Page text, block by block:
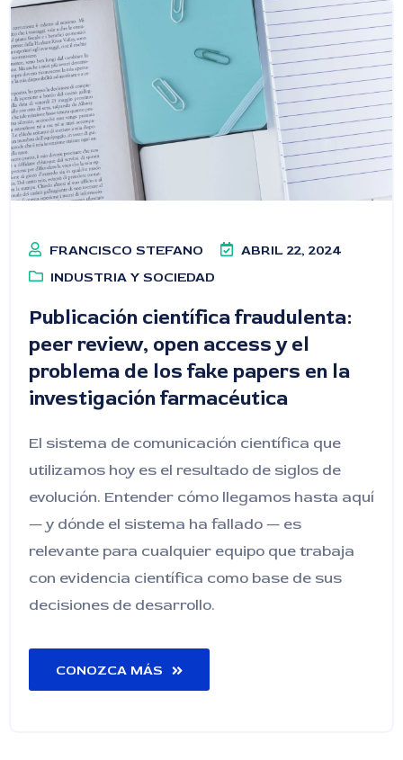
FRANCISCO STEFANO
ABRIL 22, 2024
INDUSTRIA Y SOCIEDAD
Publicación científica fraudulenta:
peer review, open access y el
problema de los fake papers en la
investigación farmacéutica
El sistema de comunicación científica que
utilizamos hoy es el resultado de siglos de
evolución. Entender cómo llegamos hasta aquí
— y dónde el sistema ha fallado — es
relevante para cualquier equipo que trabaja
con evidencia científica como base de sus
decisiones de desarrollo.
CONOZCA MÁS